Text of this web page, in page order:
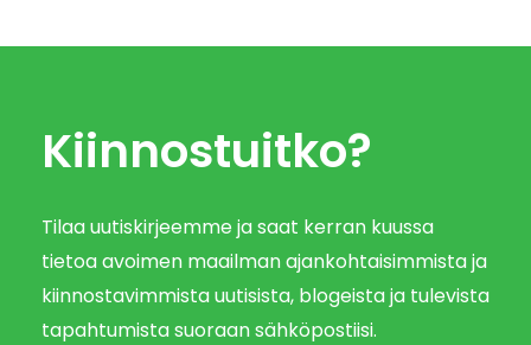
Kiinnostuitko?
Tilaa uutiskirjeemme ja saat kerran kuussa
tietoa avoimen maailman ajankohtaisimmista ja
kiinnostavimmista uutisista, blogeista ja tulevista
tapahtumista suoraan sähköpostiisi.